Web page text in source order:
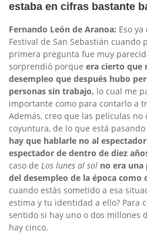
estaba en cifras bastante
Fernando León de Aranoa: Eso
Festival de San Sebastián cuando
primera pregunta fue muy
sorprendió porque era cierto que
desempleo que después hubo
personas sin trabajo, lo cual me
importante como para contarlo a
Además, creo que las películas
coyuntura, de lo que está
hay que hablarle no al
espectador de dentro de diez
caso de Los lunes al sol no era
del desempleo de la época como
cuando estás sometido a esa
estima y tu identidad a ello? Para
sentido si hay uno o dos millones
hay cinco.